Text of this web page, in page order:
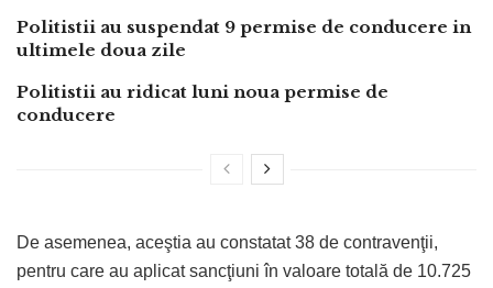
Politistii au suspendat 9 permise de conducere in
ultimele doua zile
Politistii au ridicat luni noua permise de
conducere
De asemenea, aceştia au constatat 38 de contravenţii,
pentru care au aplicat sancţiuni în valoare totală de 10.725